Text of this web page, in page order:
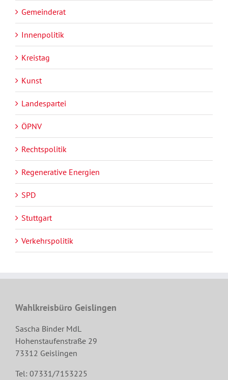
Gemeinderat
Innenpolitik
Kreistag
Kunst
Landespartei
ÖPNV
Rechtspolitik
Regenerative Energien
SPD
Stuttgart
Verkehrspolitik
Wahlkreisbüro Geislingen
Sascha Binder MdL
Hohenstaufenstraße 29
73312 Geislingen
Tel: 07331/7153225